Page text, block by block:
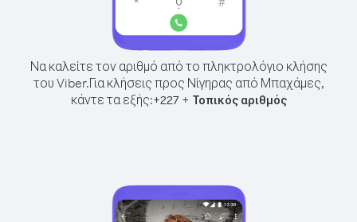
Να καλείτε τον αριθμό από το πληκτρολόγιο κλήσης
του Viber.Για κλήσεις προς Νίγηρας από Μπαχάμες,
κάντε τα εξής:+227+ Τοπικός αριθμός